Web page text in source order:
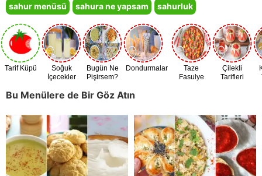
sahur menüsü
sahura ne yapsam sahurluk
Tarif Küpü
Soğuk
İçecekler
Bugün Ne
Pişirsem?
Dondurmalar
Taze
Fasulye
Çilekli
Tarifleri
Bu Menülere de Bir Göz Atın